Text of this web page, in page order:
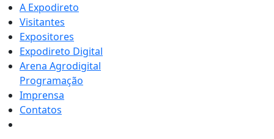
A Expodireto
Visitantes
Expositores
Expodireto Digital
Arena Agrodigital
Programação
Imprensa
Contatos